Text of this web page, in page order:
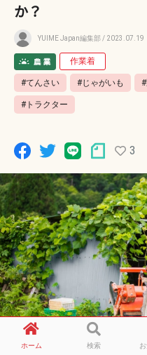
か？
YUIME Japan編集部 / 2023.07.19
作業着
#てんさい #じゃがいも
#トラクター
3
ホーム 検索